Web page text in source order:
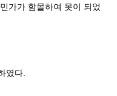
가가 함몰하여 못이 되었
였다.